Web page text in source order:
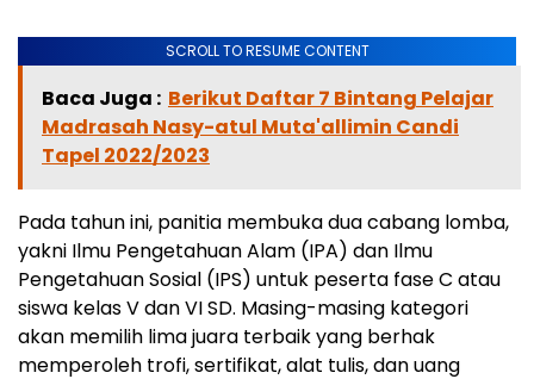
SCROLL TO RESUME CONTENT
Baca Juga : Berikut Daftar 7 Bintang Pelajar
Madrasah Nasy-atul Muta'allimin Candi
Tapel 2022/2023
Pada tahun ini, panitia membuka dua cabang lomba,
yakni Ilmu Pengetahuan Alam (IPA) dan Ilmu
Pengetahuan Sosial (IPS) untuk peserta fase C atau
siswa kelas V dan VI SD. Masing-masing kategori
akan memilih lima juara terbaik yang berhak
memperoleh trofi, sertifikat, alat tulis, dan uang